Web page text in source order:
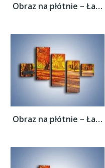
Obraz na płótnie – Ławka pod dębem –...
Obraz na płótnie – Ławka pod dębem –...